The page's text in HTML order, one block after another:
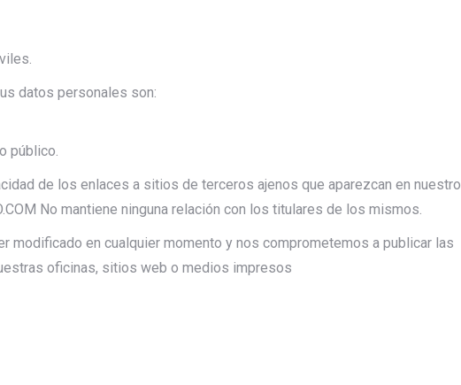
datos personales son:
público.
de los enlaces a sitios de terceros ajenos que aparezcan en nuestro
No mantiene ninguna relación con los titulares de los mismos.
modificado en cualquier momento y nos comprometemos a publicar las
oficinas, sitios web o medios impresos